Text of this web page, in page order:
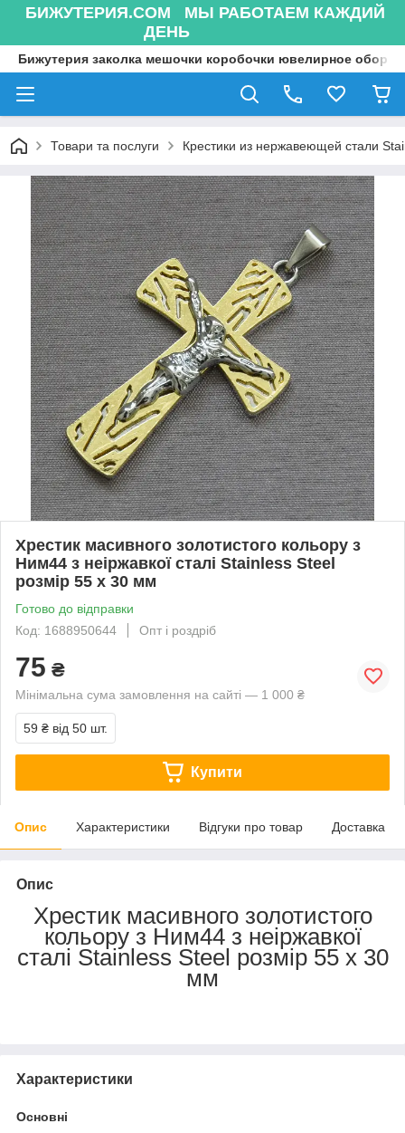
БИЖУТЕРИЯ.COM МЫ РАБОТАЕМ КАЖДИЙ
ДЕНЬ
Бижутерия заколка мешочки коробочки ювелирное
Товари та послуги Крестики из нержавеющей стали
Хрестик масивного золотистого кольору з
Ним44 з неіржавкої сталі Stainless Steel
розмір 55 х 30 мм
Готово до відправки
Код: 1688950644
Опт і роздріб
75 ₴
Мінімальна сума замовлення на сайті — 1 000 ₴
59 ₴ від 50 шт.
Купити
Опис Характеристики Відгуки про товар Доставка
Опис
Хрестик масивного золотистого
кольору з Ним44 з неіржавкої
сталі Stainless Steel розмір 55 х 30
мм
Характеристики
Основні